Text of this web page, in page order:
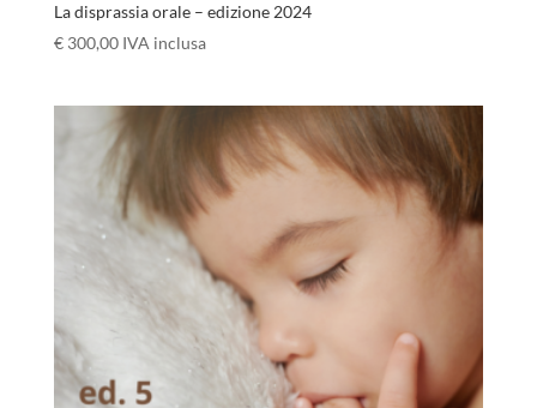
La disprassia orale – edizione 2024
€300,00 IVA inclusa